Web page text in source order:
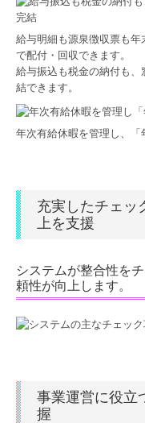
給与明細も源泉徴収票も
で配付・回収できます。
給与振込も税金の納付も
結できます。
年次有給休暇を管理し、「
充実したチェッ
上を支援
システムが整合性を
頼性が向上します。
事業運営に役立
握